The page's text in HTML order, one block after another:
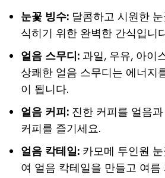
눈꽃 빙수: 달콤하고 시원한
식히기 위한 완벽한 간식입니
얼음 스무디: 과일, 우유, 아이
상쾌한 얼음 스무디는 에너지
이 됩니다.
얼음 커피: 진한 커피를 얼음
커피를 즐기세요.
얼음 칵테일: 카모메 투인원
여 얼음 칵테일을 만들고 여름